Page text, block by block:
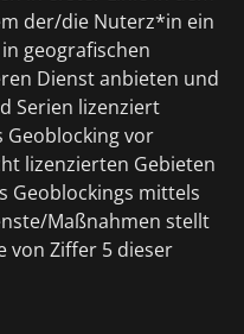
der/die Nuterz*in ein
geografischen
Dienst anbieten und
Serien lizenziert
Geoblocking vor
lizenzierten Gebieten
Geoblockings mittels
Maßnahmen stellt
von Ziffer 5 dieser